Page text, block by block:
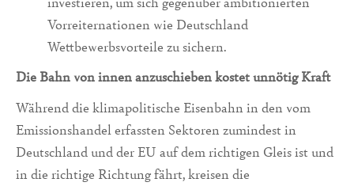
Vorreiternationen wie Deutschland
Wettbewerbsvorteile zu sichern.
Die Bahn von innen anzuschieben kostet unnötig Kraft
Während die klimapolitische Eisenbahn in den vom
Emissionshandel erfassten Sektoren zumindest in
Deutschland und der EU auf dem richtigen Gleis ist und
in die richtige Richtung fährt, kreisen die